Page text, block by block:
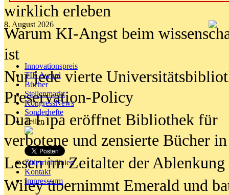
8. August 2026
Innovationspreis
TIP Award
Bücher
Stellenmarkt
KongressNews
Sonderhefte
Teilen
Zitierrichtlinien
Kontakt
Impresssum
wirklich erleben
Warum KI-Angst beim
ist
Nur jede vierte
Preservation-Policy
Dua Lipa eröffnet Bibliothek für
verbotene und zensierte Bücher
Lesen im Zeitalter der Ablenkung
Wiley übernimmt Emerald und